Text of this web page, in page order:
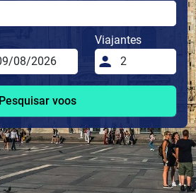
Viajantes
Pesquisar voos